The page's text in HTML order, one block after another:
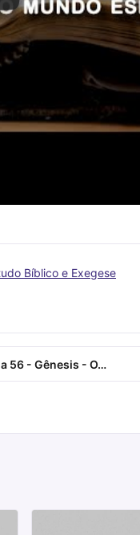
Bíblico e Exegese
56 - Gênesis - O…